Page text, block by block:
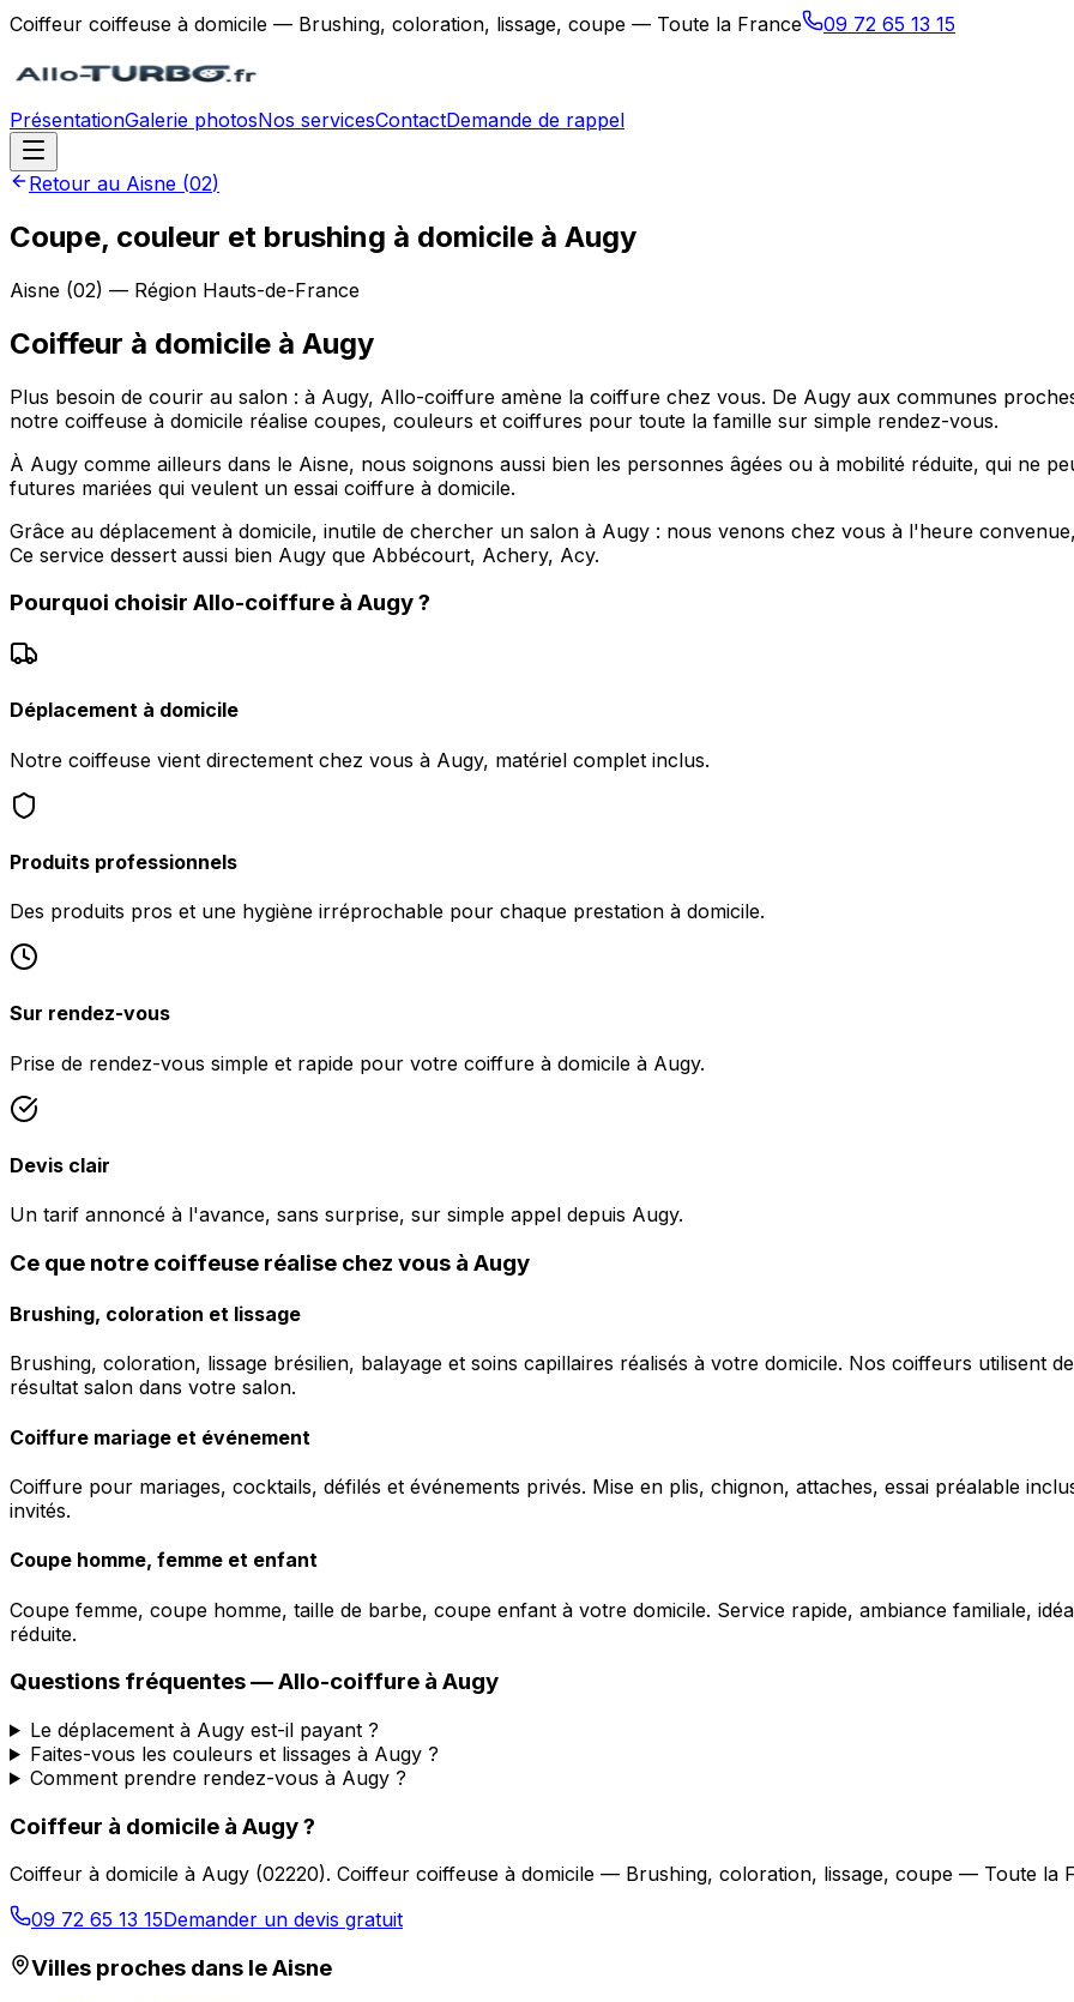
Coiffeur coiffeuse à domicile — Brushing, coloration, lissage, coupe — Toute la France 09 72 65 13 15
PrésentationGalerie photosNos servicesContactDemande de rappel
Retour au Aisne (02)
Coupe, couleur et brushing à domicile à Augy
Aisne (02) — Région Hauts-de-France
Coiffeur à domicile à Augy
Plus besoin de courir au salon : à Augy, Allo-coiffure amène la coiffure chez vous. De Augy aux communes
notre coiffeuse à domicile réalise coupes, couleurs et coiffures pour toute la famille sur simple rendez-vous.
À Augy comme ailleurs dans le Aisne, nous soignons aussi bien les personnes âgées ou à mobilité réduite, qui ne
futures mariées qui veulent un essai coiffure à domicile.
Grâce au déplacement à domicile, inutile de chercher un salon à Augy : nous venons chez vous à l'heure
Ce service dessert aussi bien Augy que Abbécourt, Achery, Acy.
Pourquoi choisir Allo-coiffure à Augy?
Déplacement à domicile
Notre coiffeuse vient directement chez vous à Augy, matériel complet inclus.
Produits professionnels
Des produits pros et une hygiène irréprochable pour chaque prestation à domicile.
Sur rendez-vous
Prise de rendez-vous simple et rapide pour votre coiffure à domicile à Augy.
Devis clair
Un tarif annoncé à l'avance, sans surprise, sur simple appel depuis Augy.
Ce que notre coiffeuse réalise chez vous à Augy
Brushing, coloration et lissage
Brushing, coloration, lissage brésilien, balayage et soins capillaires réalisés à votre domicile. Nos coiffeurs utilisent
résultat salon dans votre salon.
Coiffure mariage et événement
Coiffure pour mariages, cocktails, défilés et événements privés. Mise en plis, chignon, attaches, essai préalable
invités.
Coupe homme, femme et enfant
Coupe femme, coupe homme, taille de barbe, coupe enfant à votre domicile. Service rapide, ambiance familiale,
réduite.
Questions fréquentes —Allo-coiffure à Augy
Le déplacement à Augy est-il payant ?
Faites-vous les couleurs et lissages à Augy ?
Comment prendre rendez-vous à Augy ?
Coiffeur à domicile à Augy?
Coiffeur à domicile à Augy (02220). Coiffeur coiffeuse à domicile — Brushing, coloration, lissage, coupe — Toute la
09 72 65 13 15Demander un devis gratuit
Villes proches dans leAisne